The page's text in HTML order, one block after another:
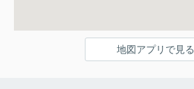
地図アプリで見る